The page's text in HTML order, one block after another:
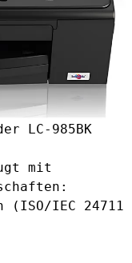
LC-985BK
mit
(ISO/IEC 24711